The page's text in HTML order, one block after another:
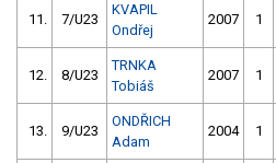
11. 7/U23
KVAPIL
Ondřej
2007 1
12. 8/U23
TRNKA
Tobiáš
2007 1
13. 9/U23
ONDŘICH
Adam
2004 1